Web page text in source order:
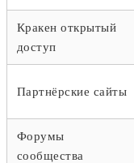
Кракен открытый
доступ
Партнёрские сайты
Форумы
сообщества